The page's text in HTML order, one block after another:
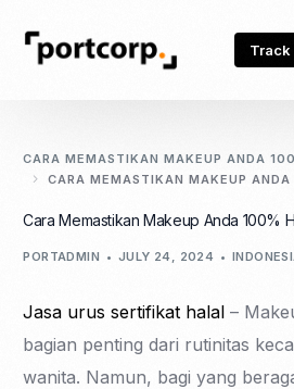
Track
CARA MEMASTIKAN MAKEUP ANDA
CARA MEMASTIKAN MAKEUP
Cara Memastikan Makeup Anda 100%
PORTADMIN JULY 24, 2024
Jasa urus sertifikat halal –
bagian penting dari rutinitas
wanita. Namun, bagi yang